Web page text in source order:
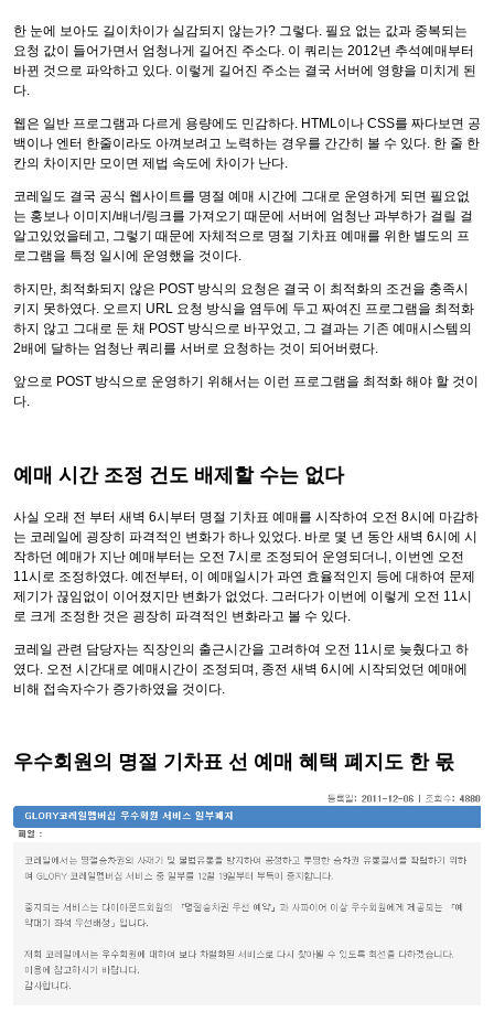
한 눈에 보아도 길이차이가 실감되지 않는가? 그렇다. 필요 없는 값과 중복되는
요청 값이 들어가면서 엄청나게 길어진 주소다. 이 쿼리는 2012년 추석예매부터
바뀐 것으로 파악하고 있다. 이렇게 길어진 주소는 결국 서버에 영향을 미치게 된
다.
웹은 일반 프로그램과 다르게 용량에도 민감하다. HTML이나 CSS를 짜다보면 공
백이나 엔터 한줄이라도 아껴보려고 노력하는 경우를 간간히 볼 수 있다. 한 줄 한
칸의 차이지만 모이면 제법 속도에 차이가 난다.
코레일도 결국 공식 웹사이트를 명절 예매 시간에 그대로 운영하게 되면 필요없
는 홍보나 이미지/배너/링크를 가져오기 때문에 서버에 엄청난 과부하가 걸릴 걸
알고있었을테고, 그렇기 때문에 자체적으로 명절 기차표 예매를 위한 별도의 프
로그램을 특정 일시에 운영했을 것이다.
하지만, 최적화되지 않은 POST 방식의 요청은 결국 이 최적화의 조건을 충족시
키지 못하였다. 오르지 URL 요청 방식을 염두에 두고 짜여진 프로그램을 최적화
하지 않고 그대로 둔 채 POST 방식으로 바꾸었고, 그 결과는 기존 예매시스템의
2배에 달하는 엄청난 쿼리를 서버로 요청하는 것이 되어버렸다.
앞으로 POST 방식으로 운영하기 위해서는 이런 프로그램을 최적화 해야 할 것이
다.
예매 시간 조정 건도 배제할 수는 없다
사실 오래 전 부터 새벽 6시부터 명절 기차표 예매를 시작하여 오전 8시에 마감하
는 코레일에 굉장히 파격적인 변화가 하나 있었다. 바로 몇 년 동안 새벽 6시에 시
작하던 예매가 지난 예매부터는 오전 7시로 조정되어 운영되더니, 이번엔 오전
11시로 조정하였다. 예전부터, 이 예매일시가 과연 효율적인지 등에 대하여 문제
제기가 끊임없이 이어졌지만 변화가 없었다. 그러다가 이번에 이렇게 오전 11시
로 크게 조정한 것은 굉장히 파격적인 변화라고 볼 수 있다.
코레일 관련 담당자는 직장인의 출근시간을 고려하여 오전 11시로 늦췄다고 하
였다. 오전 시간대로 예매시간이 조정되며, 종전 새벽 6시에 시작되었던 예매에
비해 접속자수가 증가하였을 것이다.
우수회원의 명절 기차표 선 예매 혜택 폐지도 한 몫